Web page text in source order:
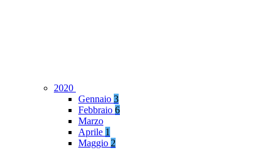
2020
Gennaio 3
Febbraio 6
Marzo
Aprile 1
Maggio 2